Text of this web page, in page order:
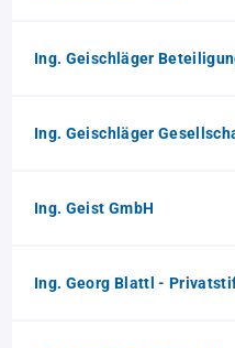
Ing. Geischläger
Ing. Geischläger
Ing. Geist GmbH
Ing. Georg Blattl -